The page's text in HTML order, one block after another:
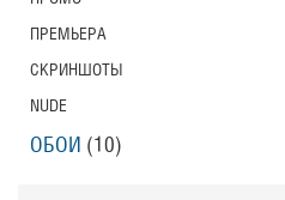
ПРЕМЬЕРА
СКРИНШОТЫ
NUDE
ОБОИ (10)